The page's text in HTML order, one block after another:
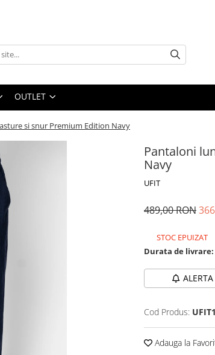
OUTLET
si snur Premium Edition Navy
Pantaloni
Navy
UFIT
489,00 RON
STOC EPUIZAT
Durata de livrare:
Cod Produs:
Adauga la